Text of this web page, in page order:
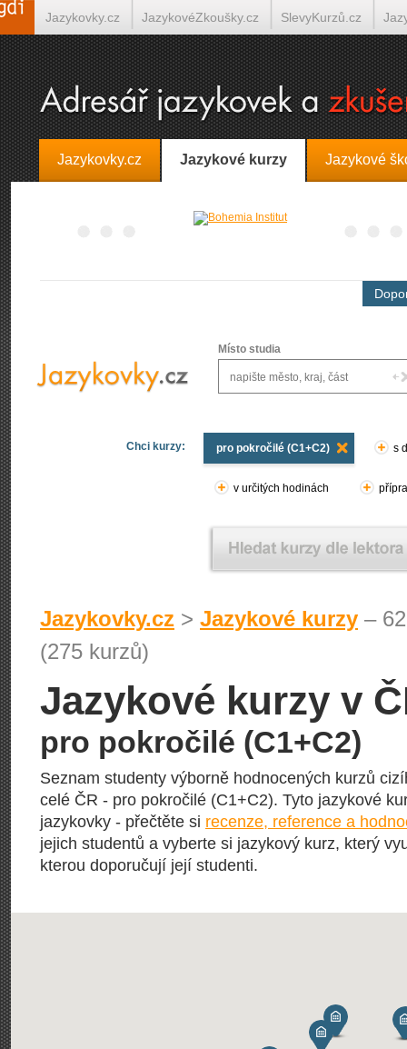
Jazykovky.cz Jazykové kurzy Jazykové
Místo studia
Chci kurzy: pro pokročilé (C1+C2) s
v určitých hodinách
Jazykovky.cz > Jazykové kurzy –
(275 kurzů)
Jazykové kurzy v
pro pokročilé (C1+C2)
Seznam studenty výborně hodnocených kurzů
celé ČR - pro pokročilé (C1+C2). Tyto jazykové
jazykovky - přečtěte si recenze, reference a
jejich studentů a vyberte si jazykový kurz, který
kterou doporučují její studenti.
Jazykovky.cz JazykovéZkoušky.cz SlevyKurzů.cz
Španělština on-line Italština on-line Tlumočení-